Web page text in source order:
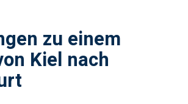
zu einem
Kiel nach